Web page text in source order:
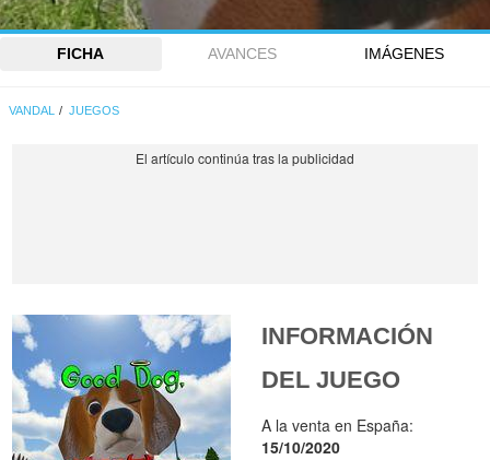
FICHA AVANCES IMÁGENES
VANDAL JUEGOS
INFORMACIÓN
DEL JUEGO
A la venta en España:
15/10/2020